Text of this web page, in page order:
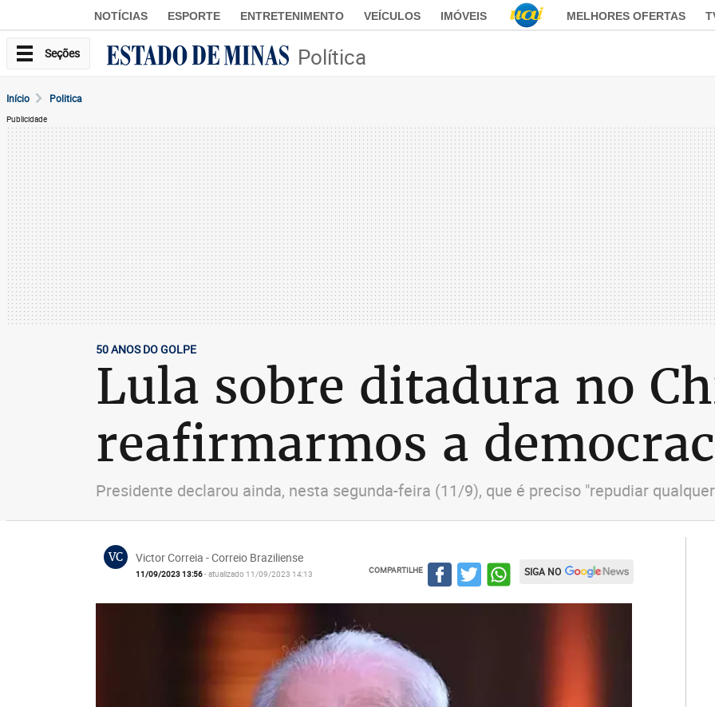
NOTÍCIAS ESPORTE ENTRETENIMENTO VEÍCULOS IMÓVEIS MELHORES OFERTAS
Seções Política
Início Politica
Publicidade
50 ANOS DO GOLPE
Lula sobre ditadura no
reafirmarmos a
Presidente declarou ainda, nesta segunda-feira (11/9), que é preciso "repudiar
VC Victor Correia - Correio Braziliense
11/09/2023 13:56- atualizado 11/09/2023 14:13 COMPARTILHE SIGA NO